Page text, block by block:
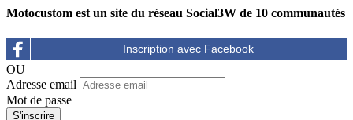
Motocustom est un site du réseau Social3W de 10 communautés
OU
Adresse email
Mot de passe